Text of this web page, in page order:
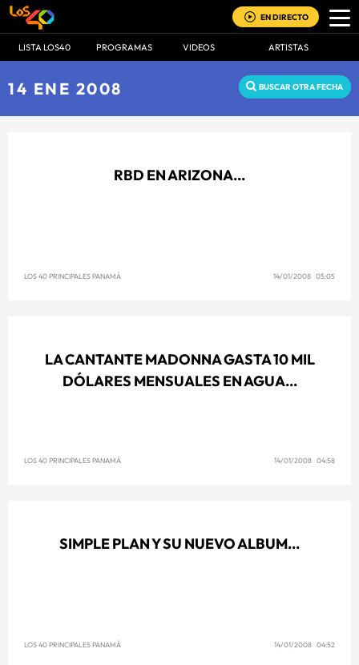
EN DIRECTO
LISTA LOS40 PROGRAMAS VIDEOS ARTISTAS
14 ENE 2008 BUSCAR OTRA FECHA
RBD EN ARIZONA...
LOS 40 PRINCIPALES PANAMÁ 14/01/2008 05:05
LA CANTANTE MADONNA GASTA 10 MIL
DÓLARES MENSUALES EN AGUA...
LOS 40 PRINCIPALES PANAMÁ 14/01/2008 04:58
SIMPLE PLAN Y SU NUEVO ALBUM...
LOS 40 PRINCIPALES PANAMÁ 14/01/2008 04:52